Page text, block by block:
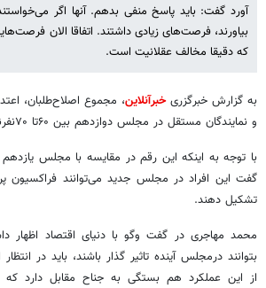
آورد گفت: باید پاسخ منفی بدهم. آنها اگر
بیاورند، فرصت‌های زیادی داشتند. اتفاقا الان
که دقیقا مخالف عقلانیت است.
به گزارش خبرگزریخبرآنلاین، مجموع اصلاح‌طلبان،
و نمایندگان مستقل در مجلس دوازدهم بین ۶۰تا ۷۰نفرند.
با توجه به اینکه این رقم در مقایسه با مجلس
گفت این افراد در مجلس جدید می‌توانند فراکسیون
تشکیل دهند.
محمد مهاجری در گفت وگو با دنیای اقتصاد اظهار
بتوانند درمجلس آینده تاثیر گذار باشند، باید در
از این عملکرد هم بستگی به جناح مقابل دارد که